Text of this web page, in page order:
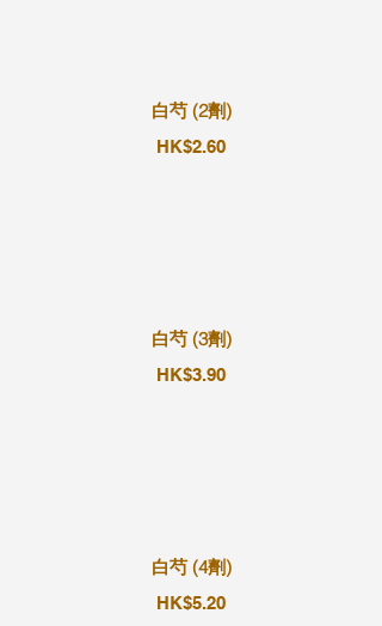
白芍 (2劑)
HK$2.60
白芍 (3劑)
HK$3.90
白芍 (4劑)
HK$5.20